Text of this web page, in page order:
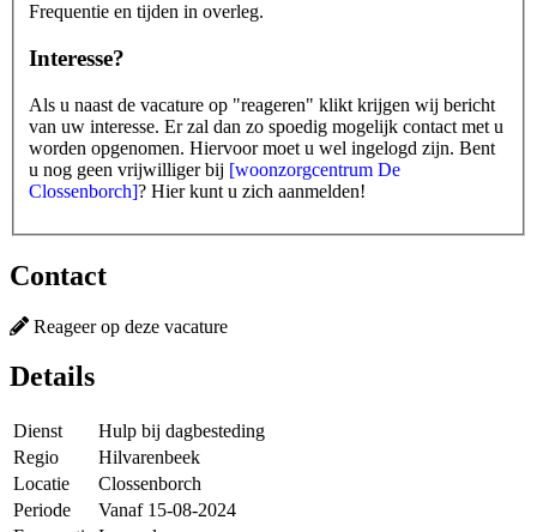
Frequentie en tijden in overleg.
Interesse?
Als u naast de vacature op "reageren" klikt krijgen wij bericht
van uw interesse. Er zal dan zo spoedig mogelijk contact met u
worden opgenomen. Hiervoor moet u wel ingelogd zijn. Bent
u nog geen vrijwilliger bij [woonzorgcentrum De
Clossenborch]? Hierkunt u zich aanmelden!
Contact
Reageer op deze vacature
Details
Dienst
Hulp bij dagbesteding
Regio
Hilvarenbeek
Locatie
Clossenborch
Periode
Vanaf 15-08-2024